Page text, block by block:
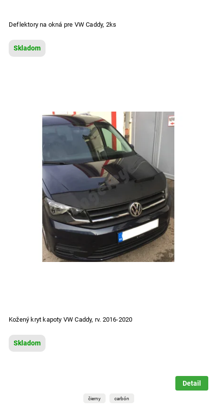
Deflektory na okná pre VW Caddy, 2ks
Skladom
Kožený kryt kapoty VW Caddy, rv. 2016-2020
Skladom
Detail
čierny carbón